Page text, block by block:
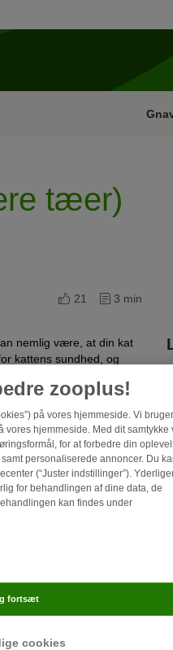
tæer)
21 3 min
nemlig være, at din kat
kattens sundhed, og
zooplus!
på vores hjemmeside. Vi
hjemmeside. Med dit samtykke
for at forbedre din
personaliserede annoncer. Du
(“Juster indstillinger”).
for behandlingen af ​​dine data, de
kan findes under
cookies
fortsæt